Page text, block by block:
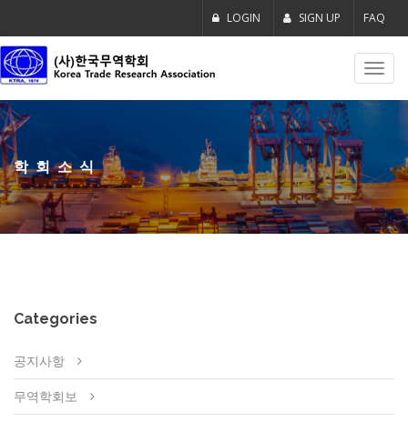
LOGIN SIGN UP FAQ
학회소식
Categories
공지사항
무역학회보